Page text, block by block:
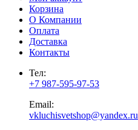
Корзина
О Компании
Оплата
Доставка
Контакты
Тел:
+7 987-595-97-53
Email:
vkluchisvetshop@yandex.ru